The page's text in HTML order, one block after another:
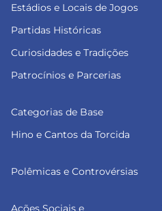
Estádios e Locais de Jogos
Partidas Históricas
Curiosidades e Tradições
Patrocínios e Parcerias
Categorias de Base
Hino e Cantos da Torcida
Polêmicas e Controvérsias
Ações Sociais e